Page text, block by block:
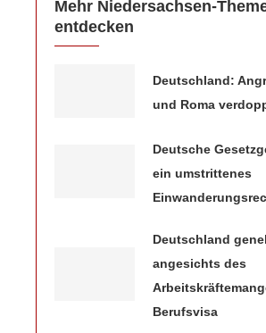
Mehr Niedersachsen-
entdecken
Deutschland:
und Roma
Deutsche
ein umstrittenes
Deutschland
angesichts des
Berufsvisa